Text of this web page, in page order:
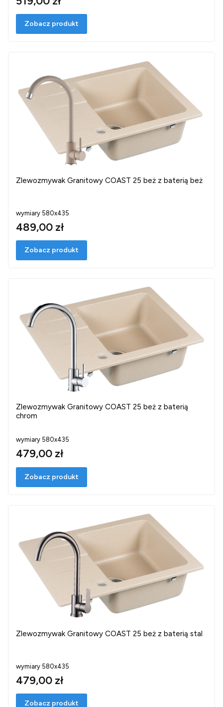
Zobacz produkt
Zlewozmywak Granitowy COAST 25 beż z baterią beż
wymiary 580x435
489,00 zł
Zobacz produkt
Zlewozmywak Granitowy COAST 25 beż z baterią
chrom
wymiary 580x435
479,00 zł
Zobacz produkt
Zlewozmywak Granitowy COAST 25 beż z baterią stal
wymiary 580x435
479,00 zł
Zobacz produkt